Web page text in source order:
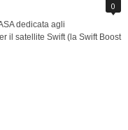
0
dedicata agli
il satellite Swift (la Swift Boost